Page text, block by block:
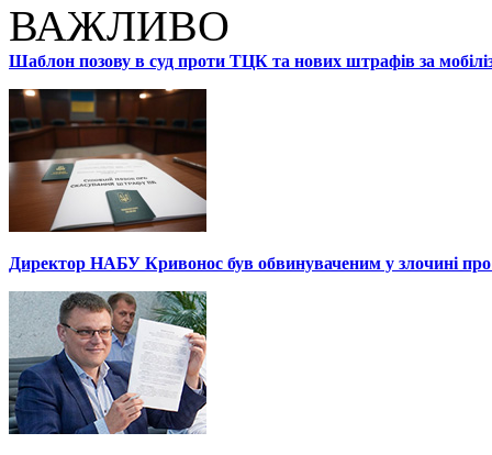
ВАЖЛИВО
Шаблон позову в суд проти ТЦК та нових штрафів за
Директор НАБУ Кривонос був обвинуваченим у злочині про